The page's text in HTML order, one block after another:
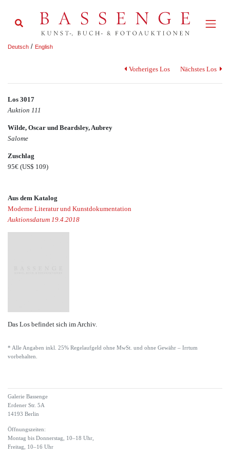
Deutsch / English
Vorheriges Los Nächstes Los
Los 3017
Auktion 111
Wilde, Oscar und Beardsley, Aubrey
Salome
Zuschlag
95€ (US$ 109)
Aus dem Katalog
Moderne Literatur und Kunstdokumentation
Auktionsdatum 19.4.2018
Das Los befindet sich im Archiv.
* Alle Angaben inkl. 25% Regelaufgeld ohne MwSt. und ohne Gewähr – Irrtum
vorbehalten.
Galerie Bassenge
Erdener Str. 5A
14193 Berlin
Öffnungszeiten:
Montag bis Donnerstag, 10–18 Uhr,
Freitag, 10–16 Uhr